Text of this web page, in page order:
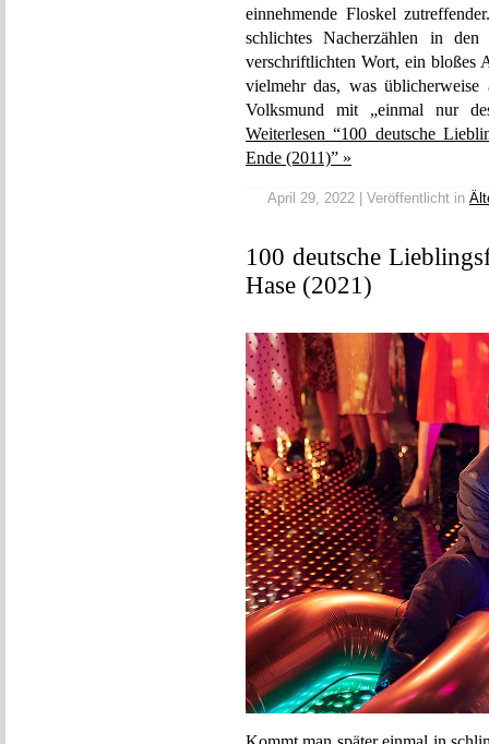
einnehmende Floskel
schlichtes Nacherzählen in
verschriftlichten Wort, ein bloßes
vielmehr das, was
Volksmund mit „einmal nur
Weiterlesen “100 deutsche
Ende (2011)” »
April 29, 2022 | Veröffentlicht in
100 deutsche
Hase (2021)